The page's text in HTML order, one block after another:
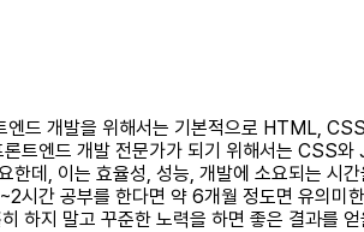
엔드 개발을 위해서는 기본적으로 HTML,
트엔드 개발 전문가가 되기 위해서는 CSS
데, 이는 효율성, 성능, 개발에 소요되는 시
간 공부를 한다면 약 6개월 정도면 유의미
하지 말고 꾸준한 노력을 하면 좋은 결과를